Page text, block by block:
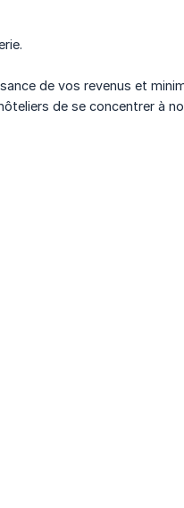
de vos revenus et
de se concentrer à